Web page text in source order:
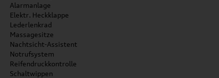
Alarmanlage
Elektr. Heckklappe
Lederlenkrad
Massagesitze
Nachtsicht-Assistent
Notrufsystem
Reifendruckkontrolle
Schaltwippen